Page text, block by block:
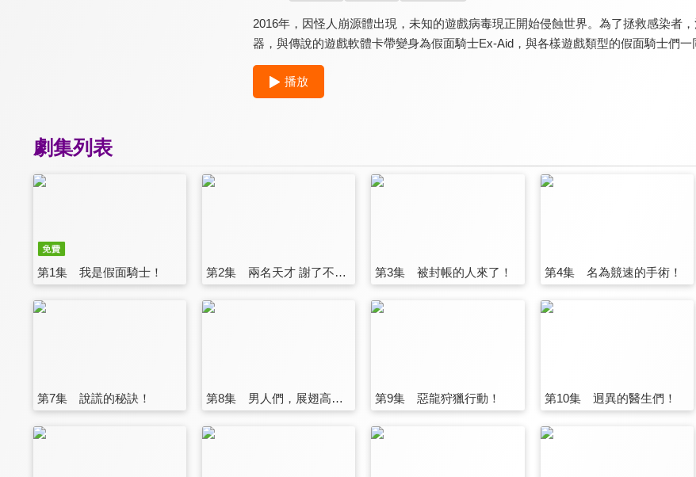
2016年，因怪人崩源體出現，未知的遊戲病毒現正開始侵蝕世界。為了拯救感染者
器，與傳說的遊戲軟體卡帶變身為假面騎士Ex-Aid，與各樣遊戲類型的假面騎士們一
播放
劇集列表
第1集 我是假面騎士！ 第2集 兩名天才 謝了不用？ 第3集 被封帳的人來了！ 第4集 名為競速的手術！
第7集 說謊的秘訣！ 第8集 男人們，展翅高飛！ 第9集 惡龍狩獵行動！ 第10集 迥異的醫生們！